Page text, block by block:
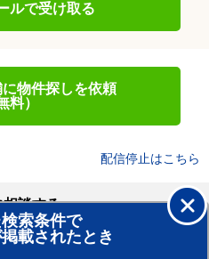
ルで受け取る
物件探しを依頼
料）
配信停止はこちら
索条件で
載されたとき
相談する